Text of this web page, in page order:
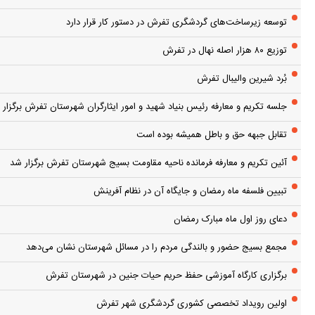
توسعه زیرساخت‌های گردشگری تفرش در دستور کار قرار دارد
توزیع ۸۰ هزار اصله نهال در تفرش
بُرد شیرین والیبال تفرش
جلسه تکریم و معارفه رئیس بنیاد شهید و امور ایثارگران شهرستان تفرش
تقابل جبهه حق و باطل همیشه بوده است
آئین تکریم و معارفه فرمانده ناحیه مقاومت بسیج شهرستان تفرش برگزار شد
تبیین فلسفه ماه رمضان و جایگاه آن در نظام آفرینش
دعای روز اول ماه مبارک رمضان
مجمع بسیج حضور و بالندگی مردم را در مسائل شهرستان نشان می‌دهد
برگزاری کارگاه آموزشی حفظ حریم حیات جنین در شهرستان تفرش
اولین رویداد تخصصی کشوری گردشگری شهر تفرش